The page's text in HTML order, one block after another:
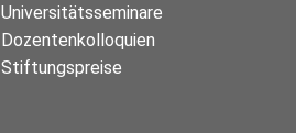
Universitätsseminare
Dozentenkolloquien
Stiftungspreise